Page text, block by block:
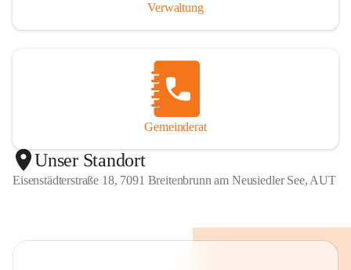
Verwaltung
Gemeinderat
Unser Standort
Eisenstädterstraße 18, 7091 Breitenbrunn am Neusiedler See, AUT